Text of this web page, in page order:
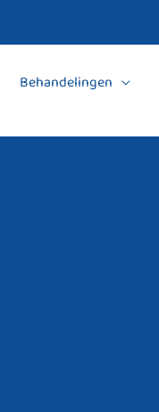
Behandelingen